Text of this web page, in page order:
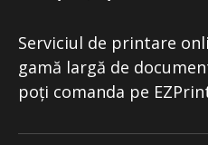
Serviciul de printare
gamă largă de
poți comanda pe